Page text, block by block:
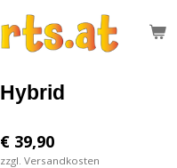
Hybrid
€ 39,90
zzgl. Versandkosten